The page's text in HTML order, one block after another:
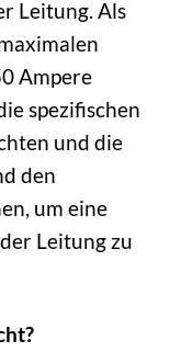
Leitung. Als
Ampere
spezifischen
und die
den
um eine
Leitung zu